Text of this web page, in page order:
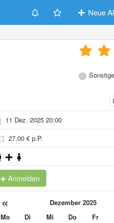
Neue
11 Dez. 2025 20:00
27,00 € p.P.
Anmelden
« Dezember 2025
Mo Di Mi Do Fr